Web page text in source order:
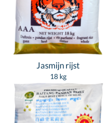
Jasmijn rijst
18 kg